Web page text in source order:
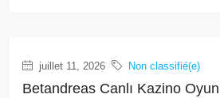
juillet 11, 2026 Non classifié(e)
Betandreas Canlı Kazino